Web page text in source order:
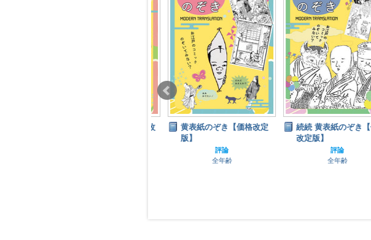
黄表紙のぞき【価格改定
全年齢
続続 黄表紙のぞき【価格
改定版】
全年齢